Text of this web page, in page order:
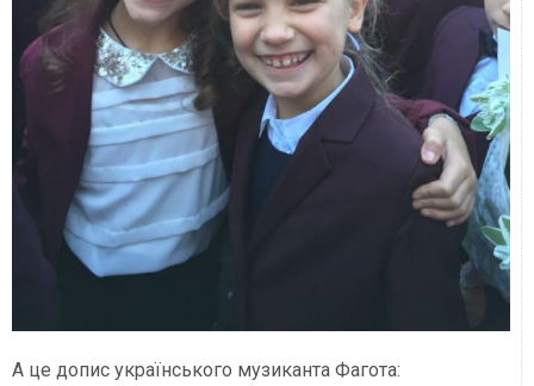
А це допис українського музиканта Фагота: